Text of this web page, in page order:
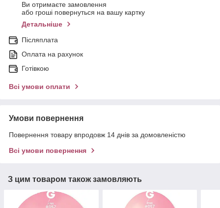
Ви отримаєте замовлення
або гроші повернуться на вашу картку
Детальніше
Післяплата
Оплата на рахунок
Готівкою
Всі умови оплати
Умови повернення
Повернення товару впродовж 14 днів за домовленістю
Всі умови повернення
З цим товаром також замовляють